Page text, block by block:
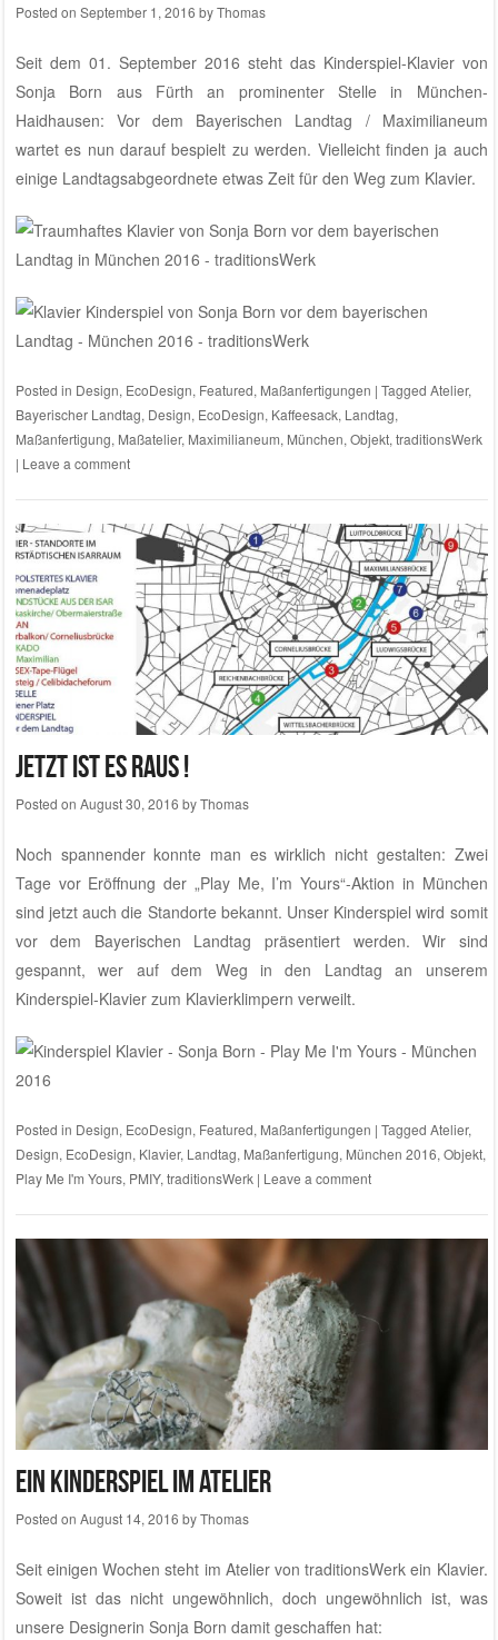
Posted on September 1, 2016 byThomas
Seit dem 01. September 2016 steht das Kinderspiel-Klavier von
Sonja Born aus Fürth an prominenter Stelle in München-
Haidhausen: Vor dem Bayerischen Landtag / Maximilianeum
wartet es nun darauf bespielt zu werden. Vielleicht finden ja auch
einige Landtagsabgeordnete etwas Zeit für den Weg zum Klavier.
Posted in Design, EcoDesign, Featured, Maßanfertigungen | Tagged Atelier,
Bayerischer Landtag, Design, EcoDesign, Kaffeesack, Landtag,
Maßanfertigung, Maßatelier, Maximilianeum, München, Objekt, traditionsWerk
| Leave a comment
Jetzt ist es raus !
Posted on August 30, 2016 byThomas
Noch spannender konnte man es wirklich nicht gestalten: Zwei
Tage vor Eröffnung der „Play Me, I’m Yours“-Aktion in München
sind jetzt auch die Standorte bekannt. Unser Kinderspiel wird somit
vor dem Bayerischen Landtag präsentiert werden. Wir sind
gespannt, wer auf dem Weg in den Landtag an unserem
Kinderspiel-Klavier zum Klavierklimpern verweilt.
Posted in Design, EcoDesign, Featured, Maßanfertigungen | Tagged Atelier,
Design, EcoDesign, Klavier, Landtag, Maßanfertigung, München 2016, Objekt,
Play Me I'm Yours, PMIY, traditionsWerk | Leave a comment
Ein Kinderspiel im Atelier
Posted on August 14, 2016 byThomas
Seit einigen Wochen steht im Atelier von traditionsWerk ein Klavier.
Soweit ist das nicht ungewöhnlich, doch ungewöhnlich ist, was
unsere Designerin Sonja Born damit geschaffen hat: